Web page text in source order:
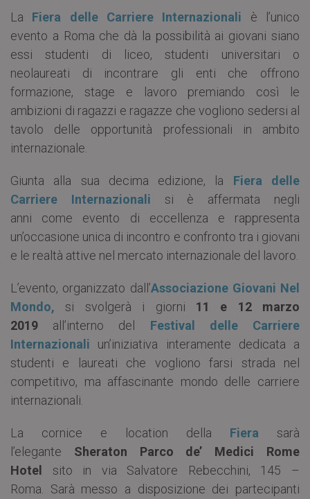
La Fiera delle Carriere Internazionali è l’unico
evento a Roma che dà la possibilità ai giovani siano
essi studenti di liceo, studenti universitari o
neolaureati di incontrare gli enti che offrono
formazione, stage e lavoro premiando così le
ambizioni di ragazzi e ragazze che vogliono sedersi al
tavolo delle opportunità professionali in ambito
internazionale.
Giunta alla sua decima edizione, la Fiera delle
Carriere Internazionali si è affermata negli
anni come evento di eccellenza e rappresenta
un’occasione unica di incontro e confronto tra i giovani
e le realtà attive nel mercato internazionale del lavoro.
L’evento, organizzato dall’Associazione Giovani Nel
Mondo, si svolgerà i giorni 11 e 12 marzo
2019 all’interno del Festival delle Carriere
Internazionali un’iniziativa interamente dedicata a
studenti e laureati che vogliono farsi strada nel
competitivo, ma affascinante mondo delle carriere
internazionali.
La cornice e location della Fiera sarà
l’elegante
Sheraton Parco de’ Medici Rome
Hotel
sito in via Salvatore Rebecchini, 145 –
Roma. Sarà messo a disposizione dei partecipanti